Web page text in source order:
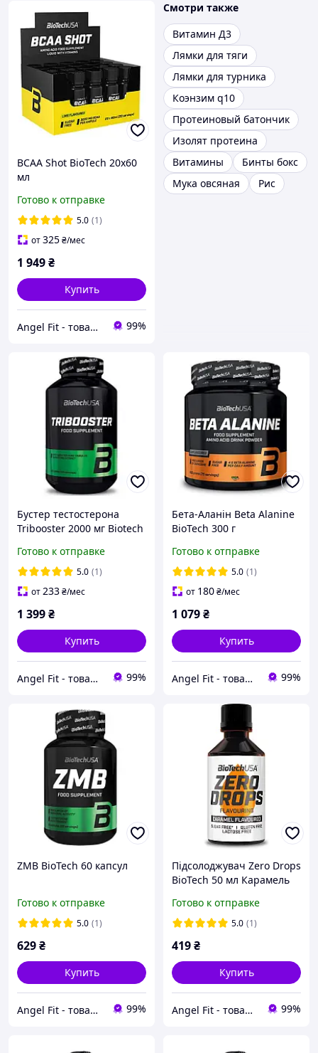
BCAA Shot BioTech 20x60
мл
Готово к отправке
5.0 (1)
от325₴/мес
1 949₴
Купить
Angel Fit - товари для здоров'я, спорту та активного життя 99%
Смотри также
Витамин Д3
Лямки для тяги
Лямки для турника
Коэнзим q10
Протеиновый батончик
Изолят протеина
Витамины
Бинты бокс
Мука овсяная
Рис
Бустер тестостерона
Tribooster 2000 мг Biotech
Готово к отправке
5.0 (1)
от233₴/мес
1 399₴
Купить
Angel Fit - товари для здоров'я, спорту та активного життя 99%
Бета-Аланін Beta Alanine
BioTech 300 г
Готово к отправке
5.0 (1)
от 180₴/мес
1 079₴
Купить
Angel Fit - товари для здоров'я, спорту та активного життя 99%
ZMB BioTech 60 капсул
Готово к отправке
5.0 (1)
629₴
Купить
Angel Fit - товари для здоров'я, спорту та активного життя 99%
Підсолоджувач Zero Drops
BioTech 50 мл Карамель
Готово к отправке
5.0 (1)
419₴
Купить
Angel Fit - товари для здоров'я, спорту та активного життя 99%